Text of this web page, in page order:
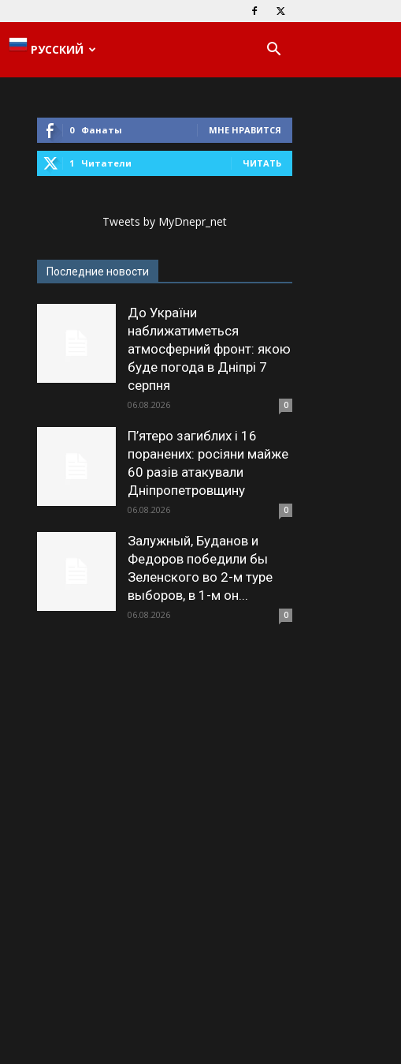
РУССКИЙ
0 Фанаты МНЕ НРАВИТСЯ
1 Читатели ЧИТАТЬ
Tweets by MyDnepr_net
Последние новости
До України
наближатиметься
атмосферний фронт: якою
буде погода в Дніпрі 7
серпня
06.08.2026 0
П’ятеро загиблих і 16
поранених: росіяни майже
60 разів атакували
Дніпропетровщину
06.08.2026 0
Залужный, Буданов и
Федоров победили бы
Зеленского во 2-м туре
выборов, в 1-м он...
06.08.2026 0